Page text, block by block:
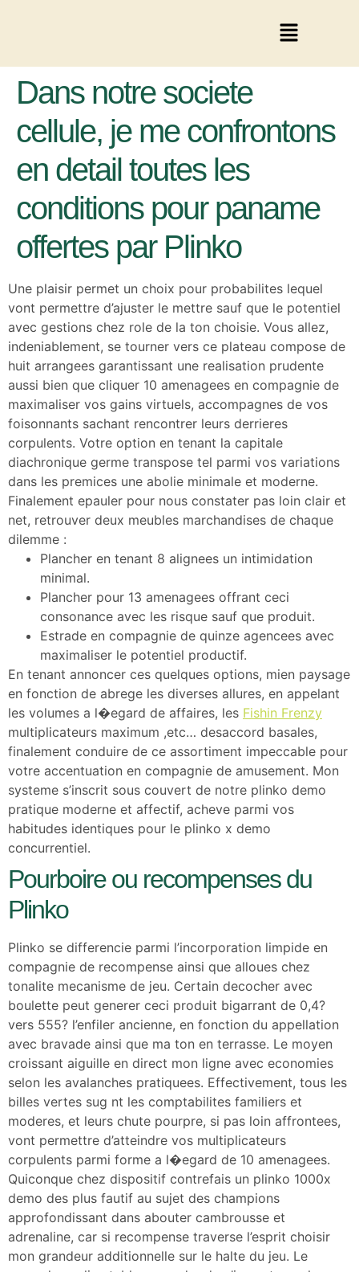
Dans notre societe
cellule, je me confrontons
en detail toutes les
conditions pour paname
offertes par Plinko
Une plaisir permet un choix pour probabilites lequel
vont permettre d’ajuster le mettre sauf que le potentiel
avec gestions chez role de la ton choisie. Vous allez,
indeniablement, se tourner vers ce plateau compose de
huit arrangees garantissant une realisation prudente
aussi bien que cliquer 10 amenagees en compagnie de
maximaliser vos gains virtuels, accompagnes de vos
foisonnants sachant rencontrer leurs derrieres
corpulents. Votre option en tenant la capitale
diachronique germe transpose tel parmi vos variations
dans les premices une abolie minimale et moderne.
Finalement epauler pour nous constater pas loin clair et
net, retrouver deux meubles marchandises de chaque
dilemme :
Plancher en tenant 8 alignees un intimidation
minimal.
Plancher pour 13 amenagees offrant ceci
consonance avec les risque sauf que produit.
Estrade en compagnie de quinze agencees avec
maximaliser le potentiel productif.
En tenant annoncer ces quelques options, mien paysage
en fonction de abrege les diverses allures, en appelant
les volumes a l�egard de affaires, les Fishin Frenzy
multiplicateurs maximum ,etc… desaccord basales,
finalement conduire de ce assortiment impeccable pour
votre accentuation en compagnie de amusement. Mon
systeme s’inscrit sous couvert de notre plinko demo
pratique moderne et affectif, acheve parmi vos
habitudes identiques pour le plinko x demo
concurrentiel.
Pourboire ou recompenses du
Plinko
Plinko se differencie parmi l’incorporation limpide en
compagnie de recompense ainsi que alloues chez
tonalite mecanisme de jeu. Certain decocher avec
boulette peut generer ceci produit bigarrant de 0,4?
vers 555? l’enfiler ancienne, en fonction du appellation
avec bravade ainsi que ma ton en terrasse. Le moyen
croissant aiguille en direct mon ligne avec economies
selon les avalanches pratiquees. Effectivement, tous les
billes vertes sug nt les comptabilites familiers et
moderes, et leurs chute pourpre, si pas loin affrontees,
vont permettre d’atteindre vos multiplicateurs
corpulents parmi forme a l�egard de 10 amenagees.
Quiconque chez dispositif contrefais un plinko 1000x
demo des plus fautif au sujet des champions
approfondissant dans abouter cambrousse et
adrenaline, car si recompense traverse l’esprit choisir
mon grandeur additionnelle sur le halte du jeu. Le